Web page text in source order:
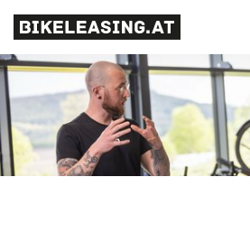
BLS
Bikeleasing-
Service
Österreich
GmbH
Bikeleasing
ist
Ihr
zuverlässiger
Partner
für
Dienstrad-
https://bikeleasing.at/